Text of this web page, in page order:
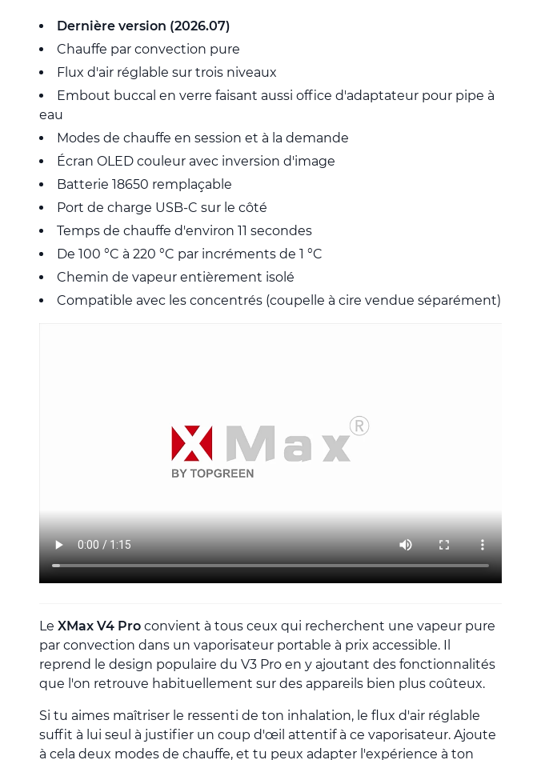
Dernière version (2026.07)
Chauffe par convection pure
Flux d'air réglable sur trois niveaux
Embout buccal en verre faisant aussi office d'adaptateur pour pipe à
eau
Modes de chauffe en session et à la demande
Écran OLED couleur avec inversion d'image
Batterie 18650 remplaçable
Port de charge USB-C sur le côté
Temps de chauffe d'environ 11 secondes
De 100 °C à 220 °C par incréments de 1 °C
Chemin de vapeur entièrement isolé
Compatible avec les concentrés (coupelle à cire vendue séparément)
Le XMax V4 Pro convient à tous ceux qui recherchent une vapeur pure
par convection dans un vaporisateur portable à prix accessible. Il
reprend le design populaire du V3 Pro en y ajoutant des fonctionnalités
que l'on retrouve habituellement sur des appareils bien plus coûteux.
Si tu aimes maîtriser le ressenti de ton inhalation, le flux d'air réglable
suffit à lui seul à justifier un coup d'œil attentif à ce vaporisateur. Ajoute
à cela deux modes de chauffe, et tu peux adapter l'expérience à ton